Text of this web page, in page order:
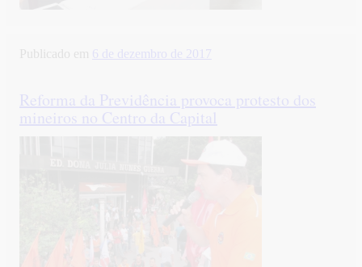
Publicado em 6 de dezembro de 2017
Reforma da Previdência provoca protesto dos
mineiros no Centro da Capital